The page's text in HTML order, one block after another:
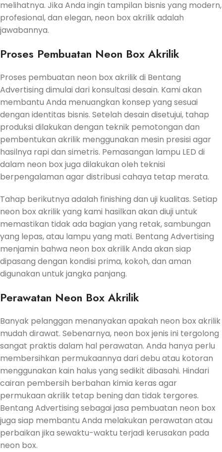
melihatnya. Jika Anda ingin tampilan bisnis yang modern,
profesional, dan elegan, neon box akrilik adalah
jawabannya.
Proses Pembuatan Neon Box Akrilik
Proses pembuatan neon box akrilik di Bentang
Advertising dimulai dari konsultasi desain. Kami akan
membantu Anda menuangkan konsep yang sesuai
dengan identitas bisnis. Setelah desain disetujui, tahap
produksi dilakukan dengan teknik pemotongan dan
pembentukan akrilik menggunakan mesin presisi agar
hasilnya rapi dan simetris. Pemasangan lampu LED di
dalam neon box juga dilakukan oleh teknisi
berpengalaman agar distribusi cahaya tetap merata.
Tahap berikutnya adalah finishing dan uji kualitas. Setiap
neon box akrilik yang kami hasilkan akan diuji untuk
memastikan tidak ada bagian yang retak, sambungan
yang lepas, atau lampu yang mati. Bentang Advertising
menjamin bahwa neon box akrilik Anda akan siap
dipasang dengan kondisi prima, kokoh, dan aman
digunakan untuk jangka panjang.
Perawatan Neon Box Akrilik
Banyak pelanggan menanyakan apakah neon box akrilik
mudah dirawat. Sebenarnya, neon box jenis ini tergolong
sangat praktis dalam hal perawatan. Anda hanya perlu
membersihkan permukaannya dari debu atau kotoran
menggunakan kain halus yang sedikit dibasahi. Hindari
cairan pembersih berbahan kimia keras agar
permukaan akrilik tetap bening dan tidak tergores.
Bentang Advertising sebagai jasa pembuatan neon box
juga siap membantu Anda melakukan perawatan atau
perbaikan jika sewaktu-waktu terjadi kerusakan pada
neon box.